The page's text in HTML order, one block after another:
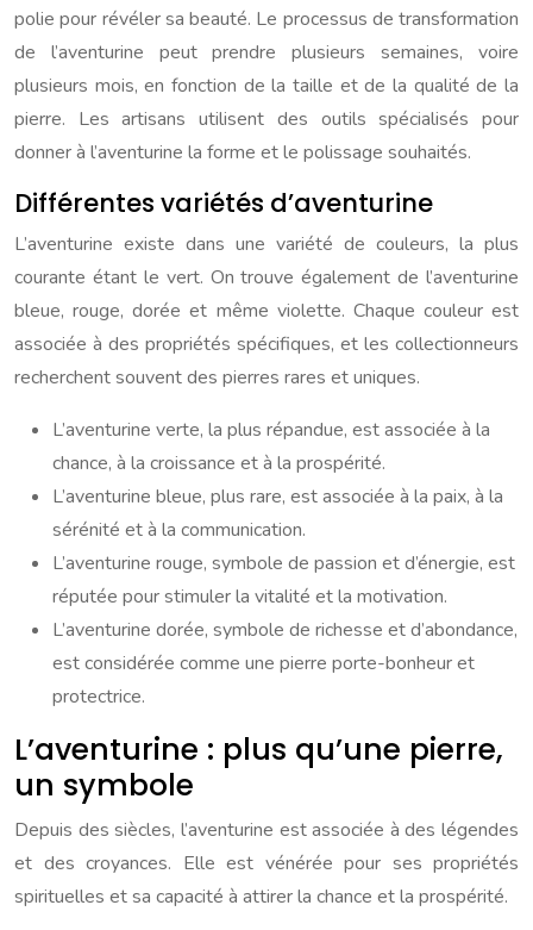
polie pour révéler sa beauté. Le processus de transformation
de l’aventurine peut prendre plusieurs semaines, voire
plusieurs mois, en fonction de la taille et de la qualité de la
pierre. Les artisans utilisent des outils spécialisés pour
donner à l’aventurine la forme et le polissage souhaités.
Différentes variétés d’aventurine
L’aventurine existe dans une variété de couleurs, la plus
courante étant le vert. On trouve également de l’aventurine
bleue, rouge, dorée et même violette. Chaque couleur est
associée à des propriétés spécifiques, et les collectionneurs
recherchent souvent des pierres rares et uniques.
L’aventurine verte, la plus répandue, est associée à la
chance, à la croissance et à la prospérité.
L’aventurine bleue, plus rare, est associée à la paix, à la
sérénité et à la communication.
L’aventurine rouge, symbole de passion et d’énergie, est
réputée pour stimuler la vitalité et la motivation.
L’aventurine dorée, symbole de richesse et d’abondance,
est considérée comme une pierre porte-bonheur et
protectrice.
L’aventurine : plus qu’une pierre,
un symbole
Depuis des siècles, l’aventurine est associée à des légendes
et des croyances. Elle est vénérée pour ses propriétés
spirituelles et sa capacité à attirer la chance et la prospérité.